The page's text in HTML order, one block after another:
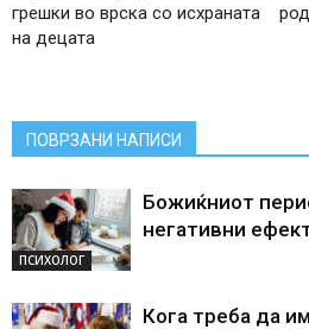
грешки во врска со исхраната
на децата
ПОВРЗАНИ НАПИСИ
ПСИХОЛОГ
Божиќниот
негативни
Кога треба да